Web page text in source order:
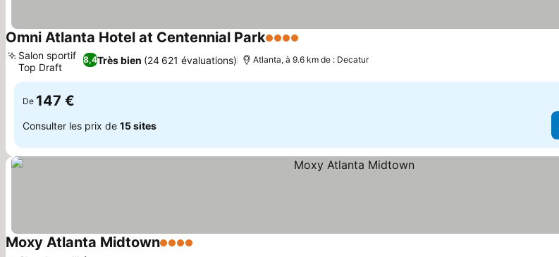
Omni Atlanta Hotel at Centennial Park4 Étoiles
8,4Très bien (24 621 évaluations)
Salon sportif
Top Draft
Atlanta, à 9.6 km de : Decatur
De 147 €
Consulter les prix de 15 sites
Moxy Atlanta Midtown4 Étoiles